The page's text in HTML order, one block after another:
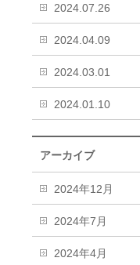
2024.07.26
2024.04.09
2024.03.01
2024.01.10
アーカイブ
2024年12月
2024年7月
2024年4月